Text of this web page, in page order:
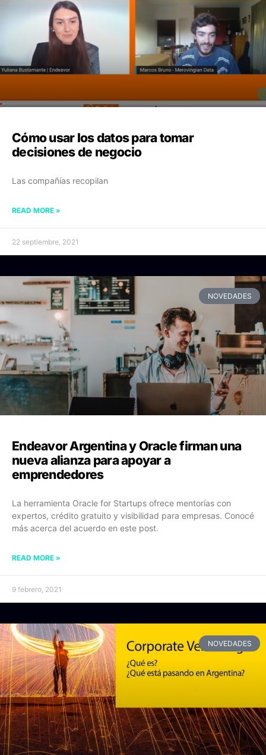
Cómo usar los datos para tomar
decisiones de negocio
Las compañías recopilan
READ MORE »
22 septiembre, 2021
NOVEDADES
Endeavor Argentina y Oracle firman una
nueva alianza para apoyar a
emprendedores
La herramienta Oracle for Startups ofrece mentorías con
expertos, crédito gratuito y visibilidad para empresas. Conocé
más acerca del acuerdo en este post.
READ MORE »
9 febrero, 2021
NOVEDADES